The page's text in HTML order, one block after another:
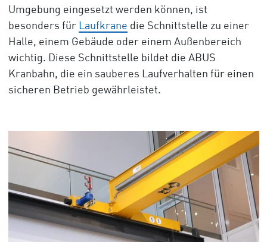
Umgebung eingesetzt werden können, ist
besonders für Laufkrane die Schnittstelle zu einer
Halle, einem Gebäude oder einem Außenbereich
wichtig. Diese Schnittstelle bildet die ABUS
Kranbahn, die ein sauberes Laufverhalten für einen
sicheren Betrieb gewährleistet.